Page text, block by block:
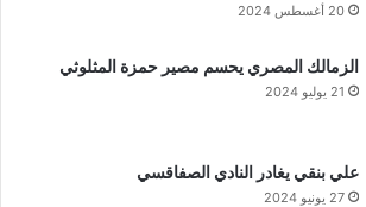
20 أغسطس 2024
الزمالك المصري يحسم مصير حمزة المثلوثي
21 يوليو 2024
علي بنقي يغادر النادي الصفاقسي
27 يونيو 2024